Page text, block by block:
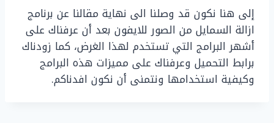
إلى هنا نكون قد وصلنا الى نهاية مقالنا عن برنامج
ازالة السمايل من الصور للايفون بعد أن عرفناك على
أشهر البرامج التي تستخدم لهذا الغرض، كما زودناك
برابط التحميل وعرفناك على مميزات هذه البرامج
وكيفية استخدامها ونتمنى أن نكون افدناكم.